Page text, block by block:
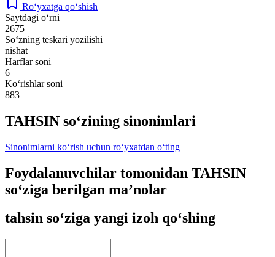
Ro‘yxatga qo‘shish
Saytdagi o‘rni
2675
So‘zning teskari yozilishi
nishat
Harflar soni
6
Ko‘rishlar soni
883
TAHSIN so‘zining sinonimlari
Sinonimlarni ko‘rish uchun ro‘yxatdan o‘ting
Foydalanuvchilar tomonidan TAHSIN
so‘ziga berilgan ma’nolar
tahsin so‘ziga yangi izoh qo‘shing